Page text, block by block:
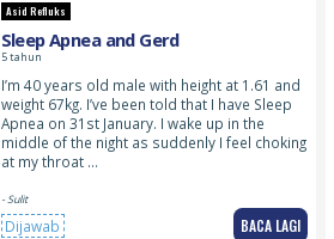
Asid Refluks
Sleep Apnea and Gerd
5 tahun
I’m 40 years old male with height at 1.61 and
weight 67kg. I’ve been told that I have Sleep
Apnea on 31st January. I wake up in the
middle of the night as suddenly I feel choking
at my throat …
- Sulit
Dijawab BACA LAGI